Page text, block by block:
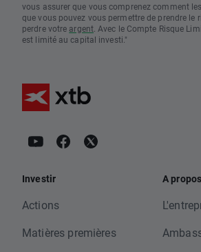
vous assurer que vous comprenez comment
que vous pouvez vous permettre de prendre le
perdre votre argent. Avec le Compte Risque
est limité au capital investi."
Investir
Actions
Matières premières
A